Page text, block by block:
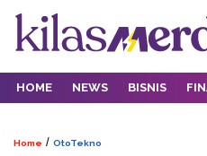
HOME NEWS BISNIS
Home / OtoTekno